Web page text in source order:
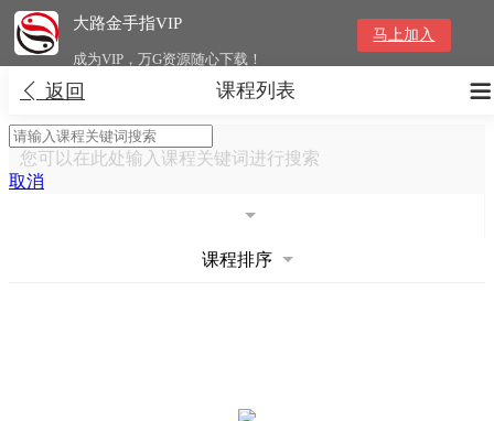
大路金手指VIP
成为VIP，万G资源随心下载！
马上加入
 返回 
课程列表
您可以在此处输入课程关键词进行搜索
取消
课程排序